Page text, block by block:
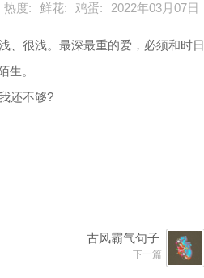
热度: 鲜花: 鸡蛋: 2022年03月07日
、很浅。最深最重的爱，必须和时日
生。
还不够?
古风霸气句子
下一篇